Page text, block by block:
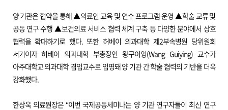
양 기관은 협약을 통해 ▲의료인 교육 및 연수 프로그램 운영 ▲학술 교류 및
공동 연구 수행 ▲보건의료 서비스 협력 체계 구축 등 다양한 분야에서 상호
협력을 확대하기로 했다. 또한 허베이 의과대학 제2부속병원 당위원회
서기이자 허베이 의과대학 부총장인 왕구이잉(Wang Guiying) 교수가
아주대학교 의과대학 겸임교수로 임명돼 양 기관 간 학술 협력의 기반을 더욱
강화했다.
한상욱 의료원장은 “이번 국제공동세미나는 양 기관 연구자들이 최신 연구